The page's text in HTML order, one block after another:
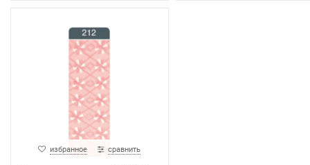
избранное сравнить